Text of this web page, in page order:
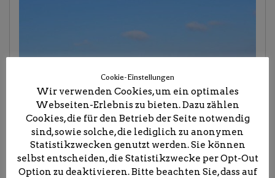
Cookie-Einstellungen
Wir verwenden Cookies, um ein optimales
Webseiten-Erlebnis zu bieten. Dazu zählen
Cookies, die für den Betrieb der Seite notwendig
sind, sowie solche, die lediglich zu anonymen
Statistikzwecken genutzt werden. Sie können
selbst entscheiden, die Statistikzwecke per Opt-Out
Option zu deaktivieren. Bitte beachten Sie, dass auf